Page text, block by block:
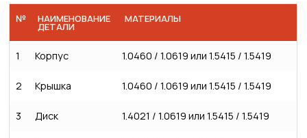
№ НАИМЕНОВАНИЕ
ДЕТАЛИ
МАТЕРИАЛЫ
1 Корпус 1.0460 / 1.0619 или 1.5415 / 1.5419
2 Крышка 1.0460 / 1.0619 или 1.5415 / 1.5419
3 Диск 1.4021 / 1.0619 или 1.5415 / 1.5419